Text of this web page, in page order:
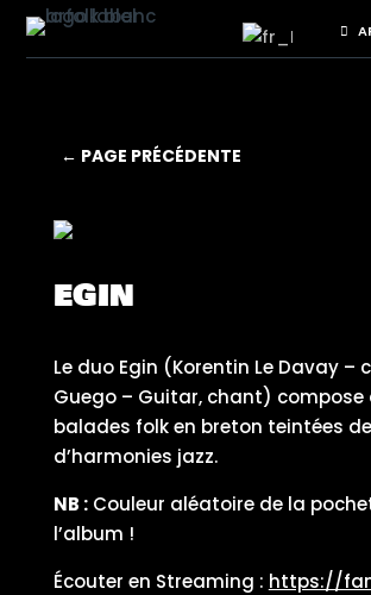
← PAGE PRÉCÉDENTE
EGIN
Le duo Egin (Korentin Le Davay –
Guego – Guitar, chant) compose
balades folk en breton teintées
d’harmonies jazz.
NB :Couleur aléatoire de la
l’album !
Écouter en Streaming : https://